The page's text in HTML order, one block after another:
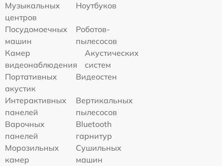
Музыкальных
центров
Ноутбуков
Посудомоечных
машин
Роботов-
пылесосов
Камер
видеонаблюдения
Акустических
систем
Портативных
акустик
Видеостен
Интерактивных
панелей
Вертикальных
пылесосов
Варочных
панелей
Bluetooth
гарнитур
Морозильных
камер
Сушильных
машин